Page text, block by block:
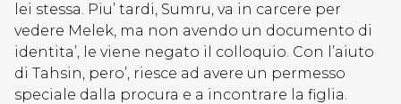
lei stessa. Piu’ tardi, Sumru, va in carcere per
vedere Melek, ma non avendo un documento di
identita’, le viene negato il colloquio. Con l’aiuto
di Tahsin, pero’, riesce ad avere un permesso
speciale dalla procura e a incontrare la figlia.